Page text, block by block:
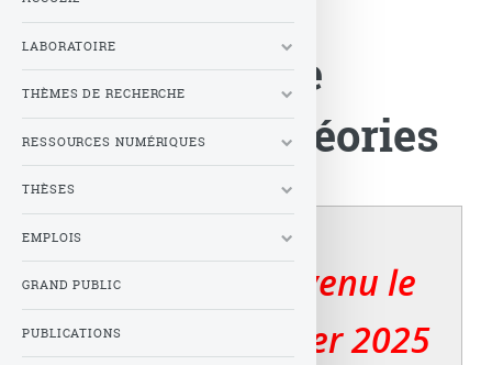
Le Laboratoire
Univers et Théories
Le LuTh est devenu le
Lux au 1
janvier 2025
LABORATOIRE
THÈMES DE RECHERCHE
RESSOURCES NUMÉRIQUES
THÈSES
EMPLOIS
GRAND PUBLIC
PUBLICATIONS